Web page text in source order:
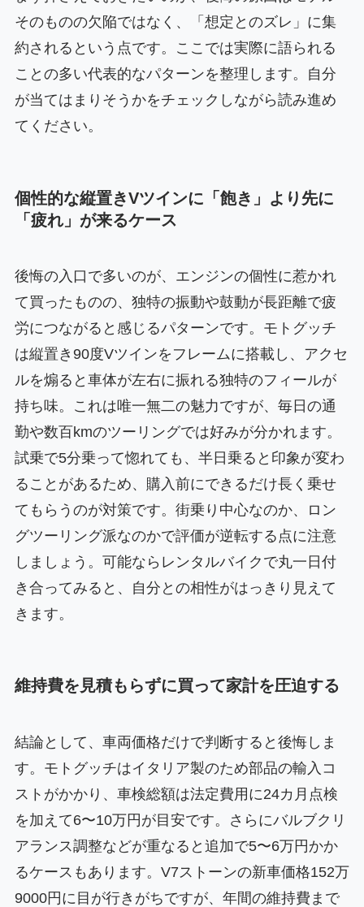
そのものの欠陥ではなく、「想定とのズレ」に集
約されるという点です。ここでは実際に語られる
ことの多い代表的なパターンを整理します。自分
が当てはまりそうかをチェックしながら読み進め
てください。
個性的な縦置きVツインに「飽き」より先に
「疲れ」が来るケース
後悔の入口で多いのが、エンジンの個性に惹かれ
て買ったものの、独特の振動や鼓動が長距離で疲
労につながると感じるパターンです。モトグッチ
は縦置き90度Vツインをフレームに搭載し、アクセ
ルを煽ると車体が左右に振れる独特のフィールが
持ち味。これは唯一無二の魅力ですが、毎日の通
勤や数百kmのツーリングでは好みが分かれます。
試乗で5分乗って惚れても、半日乗ると印象が変わ
ることがあるため、購入前にできるだけ長く乗せ
てもらうのが対策です。街乗り中心なのか、ロン
グツーリング派なのかで評価が逆転する点に注意
しましょう。可能ならレンタルバイクで丸一日付
き合ってみると、自分との相性がはっきり見えて
きます。
維持費を見積もらずに買って家計を圧迫する
結論として、車両価格だけで判断すると後悔しま
す。モトグッチはイタリア製のため部品の輸入コ
ストがかかり、車検総額は法定費用に24カ月点検
を加えて6〜10万円が目安です。さらにバルブクリ
アランス調整などが重なると追加で5〜6万円かか
るケースもあります。V7ストーンの新車価格152万
9000円に目が行きがちですが、年間の維持費まで